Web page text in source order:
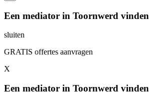
Een mediator in Toornwerd vinden
sluiten
GRATIS offertes aanvragen
X
Een mediator in Toornwerd vinden